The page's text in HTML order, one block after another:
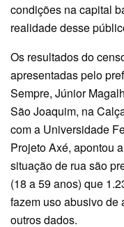
condições na capital
realidade desse
Os resultados do
apresentadas pelo
Sempre, Júnior
São Joaquim, na
com a Universidade
Projeto Axé, apontou
situação de rua são
(18 a 59 anos) que
fazem uso abusivo de
outros dados.